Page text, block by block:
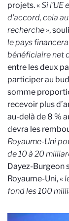
projets. «Si l’UE
d’accord, cela
recherche »,
le pays
bénéficiaire net
entre les deux
participer au
somme
recevoir plus
au-delà de 8 %
devra les
Royaume-Uni
de 10 à 20
Dayez-Burgeon
Royaume-Uni, «
fond les 100